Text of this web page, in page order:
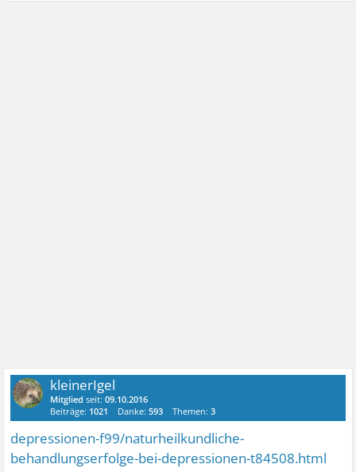
kleinerIgel
Mitglied seit:09.10.2016
Beiträge: 1021 Danke:593 Themen:3
depressionen-f99/naturheilkundliche-
behandlungserfolge-bei-depressionen-t84508.html